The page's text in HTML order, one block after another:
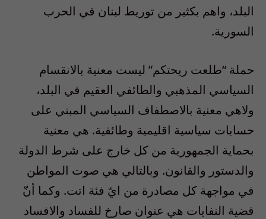
البلد، واهم بكثير من توريط لبنان في الحرب
السورية.
حملة “طلعت ريحتكم” ليست معنية بالانقسام
السياسي المذهبي والطائفي العقيم في البلد،
ولاهي معنية بالاصطفاف السياسي المبني على
حسابات سياسية اقليمية وطائفية. هي معنية
بحماية الجمهورية من كل خارج على شرط الدولة
والدستور والقانون. وبالتالي هي صوت المواطن
في مواجهة كل مصادرة من ايّ فئة اتت. وكما أنّ
قضية النفايات هي عنوان صارخ للفساد والافساد